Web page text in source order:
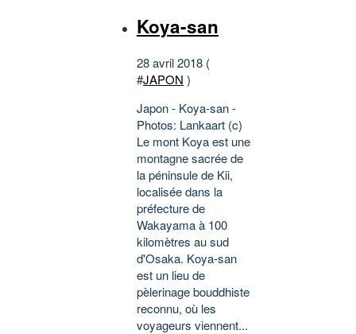
Koya-san
28 avril 2018 (
#JAPON )
Japon - Koya-san -
Photos: Lankaart (c)
Le mont Koya est une
montagne sacrée de
la péninsule de Kii,
localisée dans la
préfecture de
Wakayama à 100
kilomètres au sud
d'Osaka. Koya-san
est un lieu de
pèlerinage bouddhiste
reconnu, où les
voyageurs viennent...